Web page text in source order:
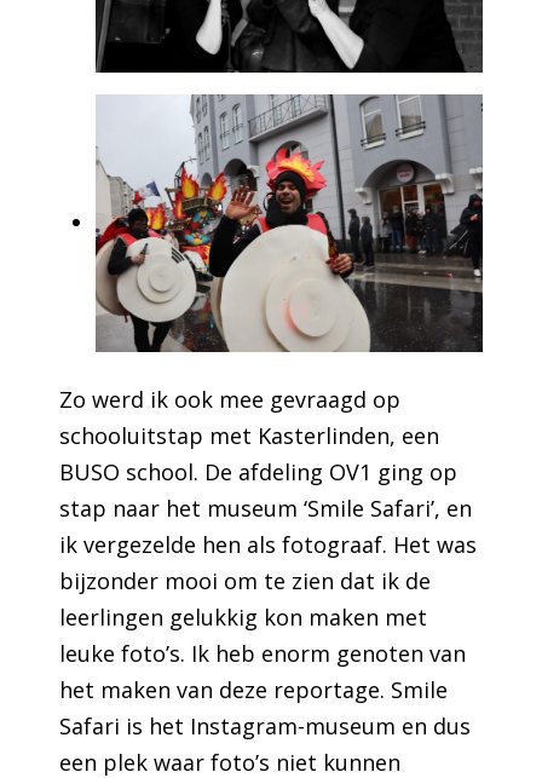
Zo werd ik ook mee gevraagd op
schooluitstap met Kasterlinden, een
BUSO school. De afdeling OV1 ging op
stap naar het museum ‘Smile Safari’, en
ik vergezelde hen als fotograaf. Het was
bijzonder mooi om te zien dat ik de
leerlingen gelukkig kon maken met
leuke foto’s. Ik heb enorm genoten van
het maken van deze reportage. Smile
Safari is het Instagram-museum en dus
een plek waar foto’s niet kunnen